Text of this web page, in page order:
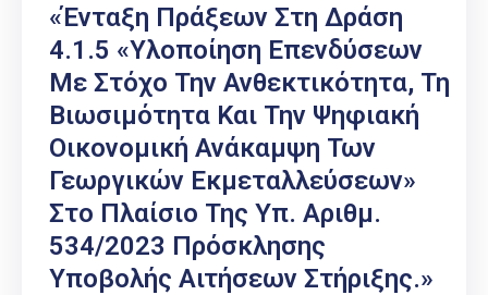
«Ένταξη Πράξεων Στη Δράση
4.1.5 «Υλοποίηση Επενδύσεων
Με Στόχο Την Ανθεκτικότητα, Τη
Βιωσιμότητα Και Την Ψηφιακή
Οικονομική Ανάκαμψη Των
Γεωργικών Εκμεταλλεύσεων»
Στο Πλαίσιο Της Υπ. Αριθμ.
534/2023 Πρόσκλησης
Υποβολής Αιτήσεων Στήριξης.»